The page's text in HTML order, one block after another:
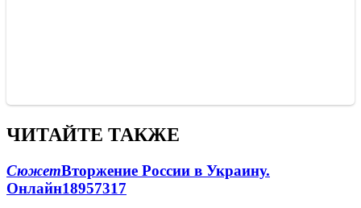
ЧИТАЙТЕ ТАКЖЕ
СюжетВторжение России в Украину.
Онлайн18957317